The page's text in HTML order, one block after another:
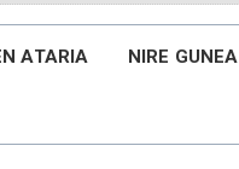
ATARIA NIRE GUNEA